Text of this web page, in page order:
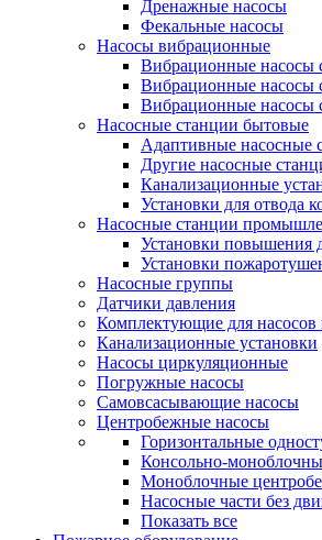
Дренажные насосы
Фекальные насосы
Насосы вибрационные
Вибрационные насосы
Вибрационные насосы
Вибрационные насосы
Насосные станции бытовые
Адаптивные насосные
Другие насосные
Канализационные
Установки для отвода
Насосные станции
Установки повышения
Установки
Насосные группы
Датчики давления
Комплектующие для насосов
Канализационные установки
Насосы циркуляционные
Погружные насосы
Самовсасывающие насосы
Центробежные насосы
Горизонтальные
Консольно-
Моноблочные
Насосные части без
Показать все